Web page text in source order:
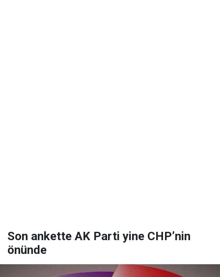
Son ankette AK Parti yine CHP’nin
önünde